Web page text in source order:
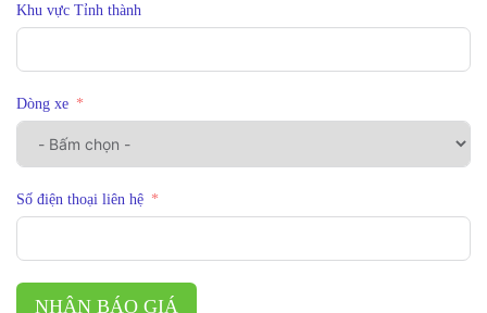
Khu vực Tỉnh thành
Dòng xe
Số điện thoại liên hệ
NHẬN BÁO GIÁ